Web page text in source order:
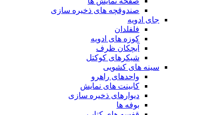
صندوقچه های ذخیره سازی
جای ادویه
فلفلدان
کوزه های ادویه
آبچکان ظرف
شیکرهای کوکتل
سینه های کشویی
واحدهای راهرو
کابینت های نمایش
دیوارهای ذخیره سازی
بوفه ها